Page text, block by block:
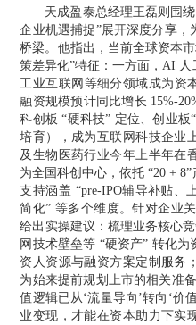
天成盈泰总经理王磊则围
企业机遇捕捉”展开深度分享
桥梁。他指出，当前全球资本
策差异化”特征：一方面，AI 人
工业互联网等细分领域成为资
融资规模预计同比增长 15%-
科创板 “硬科技” 定位、创业
培育），成为互联网科技企业
及生物医药行业今年上半年在
为全国科创中心，依托 “20 +
支持涵盖 “pre-IPO辅导补贴、
简化” 等多个维度。针对企业
给出实操建议：梳理业务核心
网技术壁垒等 “硬资产” 转化
资人资源与融资方案定制服务
为始来提前规划上市的相关准
值逻辑已从‘流量导向’转向‘价
业变现，才能在资本助力下实